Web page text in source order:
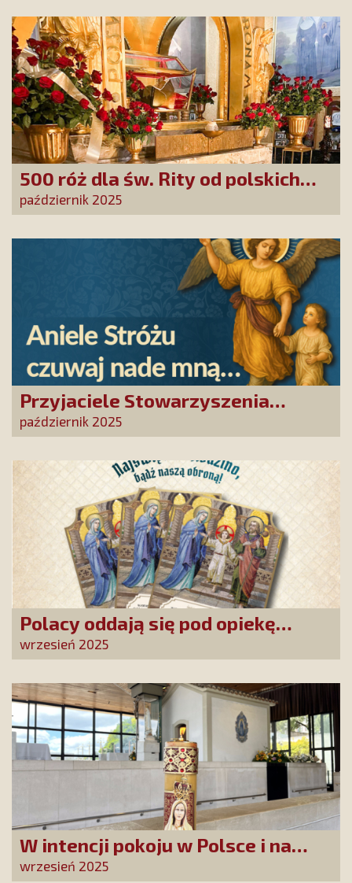
500 róż dla św. Rity od polskich
czcicieli!
październik 2025
Przyjaciele Stowarzyszenia
powierzyli swoje sprawy Aniołowi
Stróżowi!
październik 2025
Polacy oddają się pod opiekę
Najświętszej Rodziny!
wrzesień 2025
W intencji pokoju w Polsce i na
świecie
wrzesień 2025